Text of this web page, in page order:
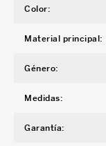
Color:
Material principal:
Género:
Medidas:
Garantía: